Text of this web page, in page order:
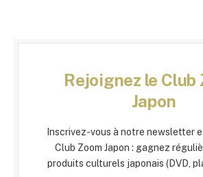
Rejoignez le Club
Japon
Inscrivez-vous à notre newsletter
Club Zoom Japon : gagnez
produits culturels japonais (DVD,